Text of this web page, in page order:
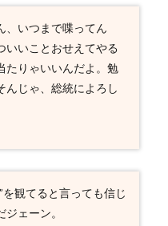
、いつまで喋ってん
いいことおせえてやる
たりゃいいんだよ。勉
んじゃ、総統によろし
観てると言っても信じ
ェーン。